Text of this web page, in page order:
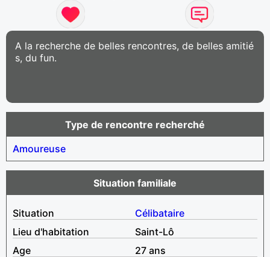
A la recherche de belles rencontres, de belles amitié
s, du fun.
Type de rencontre recherché
Amoureuse
Situation familiale
Situation
Célibataire
Lieu d'habitation
Saint-Lô
Age
27 ans